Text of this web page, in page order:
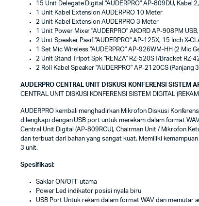
15 Unit Delegate Digital "AUDERPRO" AP-809DU, Kabel
1 Unit Kabel Extension AUDERPRO 10 Meter
2 Unit Kabel Extension AUDERPRO 3 Meter
1 Unit Power Mixer "AUDERPRO" AKORD AP-908PM
2 Unit Speaker Pasif "AUDERPRO" AP-125X, 15 Inch X-
1 Set Mic Wireless "AUDERPRO" AP-926WM-HH (2 Mic
2 Unit Stand Tripot Spk "RENZA" RZ-520ST/Bracket RZ-
2 Roll Kabel Speaker "AUDERPRO" AP-2120CS (Panjang
AUDERPRO CENTRAL UNIT DISKUSI KONFERENSI SISTEM
CENTRAL UNIT DISKUSI KONFERENSI SISTEM DIGITAL
AUDERPRO kembali menghadirkan Mikrofon Diskusi
dilengkapi dengan USB port untuk merekam dalam format
Central Unit Digital (AP-809RCU), Chairman Unit / Mikrofon
dan terbuat dari bahan yang sangat kuat. Memiliki
3 unit.
Spesifikasi:
Saklar ON/OFF utama
Power Led indikator posisi nyala biru
USB Port Untuk rekam dalam format WAV dan memutar